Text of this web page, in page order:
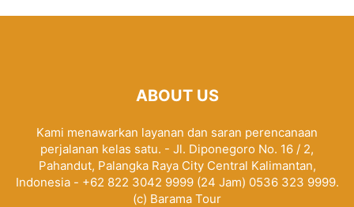
ABOUT US
Kami menawarkan layanan dan saran perencanaan
perjalanan kelas satu. - Jl. Diponegoro No. 16 / 2,
Pahandut, Palangka Raya City Central Kalimantan,
Indonesia - +62 822 3042 9999 (24 Jam) 0536 323 9999.
(c) Barama Tour